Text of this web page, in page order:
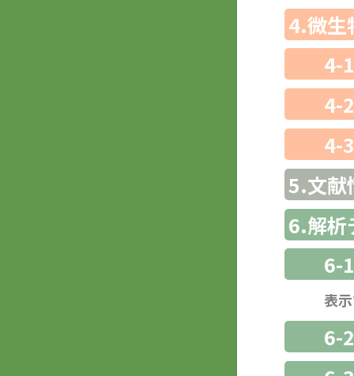
4.微生
4-
4-
4-
5.文献
6.解析
6-
表
6-